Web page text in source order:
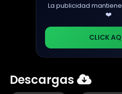
La publicidad
❤️
CLICK
Descargas